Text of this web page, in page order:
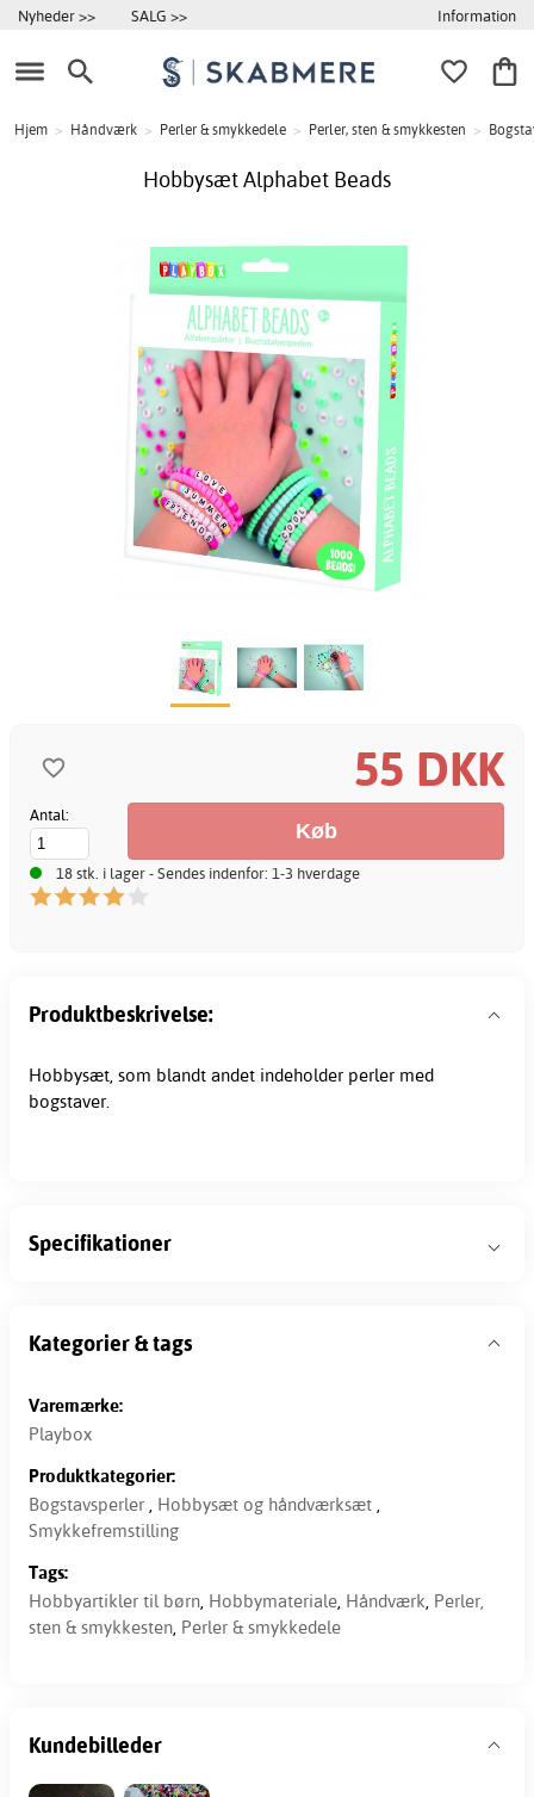
Nyheder >> SALG >> Information
Hjem > Håndværk > Perler & smykkedele > Perler, sten & smykkesten >
Hobbysæt Alphabet Beads
55 DKK
Antal:
18 stk. i lager - Sendes indenfor: 1-3 hverdage
Produktbeskrivelse:
Hobbysæt, som blandt andet indeholder perler med
bogstaver.
Specifikationer
Kategorier & tags
Varemærke:
Playbox
Produktkategorier:
Bogstavsperler , Hobbysæt og håndværksæt ,
Smykkefremstilling
Tags:
Hobbyartikler til børn, Hobbymateriale, Håndværk, Perler,
sten & smykkesten, Perler & smykkedele
Kundebilleder